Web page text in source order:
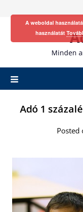
Minden
Adó 1
Posted
A weboldal
használatát